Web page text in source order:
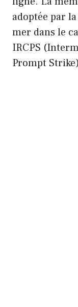
adoptée par
mer dans le
IRCPS
Prompt